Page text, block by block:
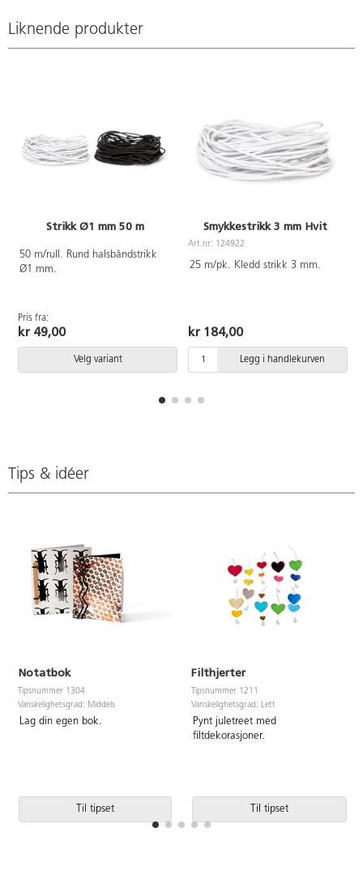
Liknende produkter
Strikk Ø1 mm 50 m
50 m/rull. Rund halsbåndstrikk
Ø1 mm.
Pris fra:
kr 49,00
Velg variant
Smykkestrikk 3 mm Hvit
Art.nr: 124922
25 m/pk. Kledd strikk 3 mm.
kr 184,00
Legg i handlekurven
Tips & idéer
Notatbok
Tipsnummer 1304
Vanskelighetsgrad: Middels
Lag din egen bok.
Til tipset
Filthjerter
Tipsnummer 1211
Vanskelighetsgrad: Lett
Pynt juletreet med
filtdekorasjoner.
Til tipset